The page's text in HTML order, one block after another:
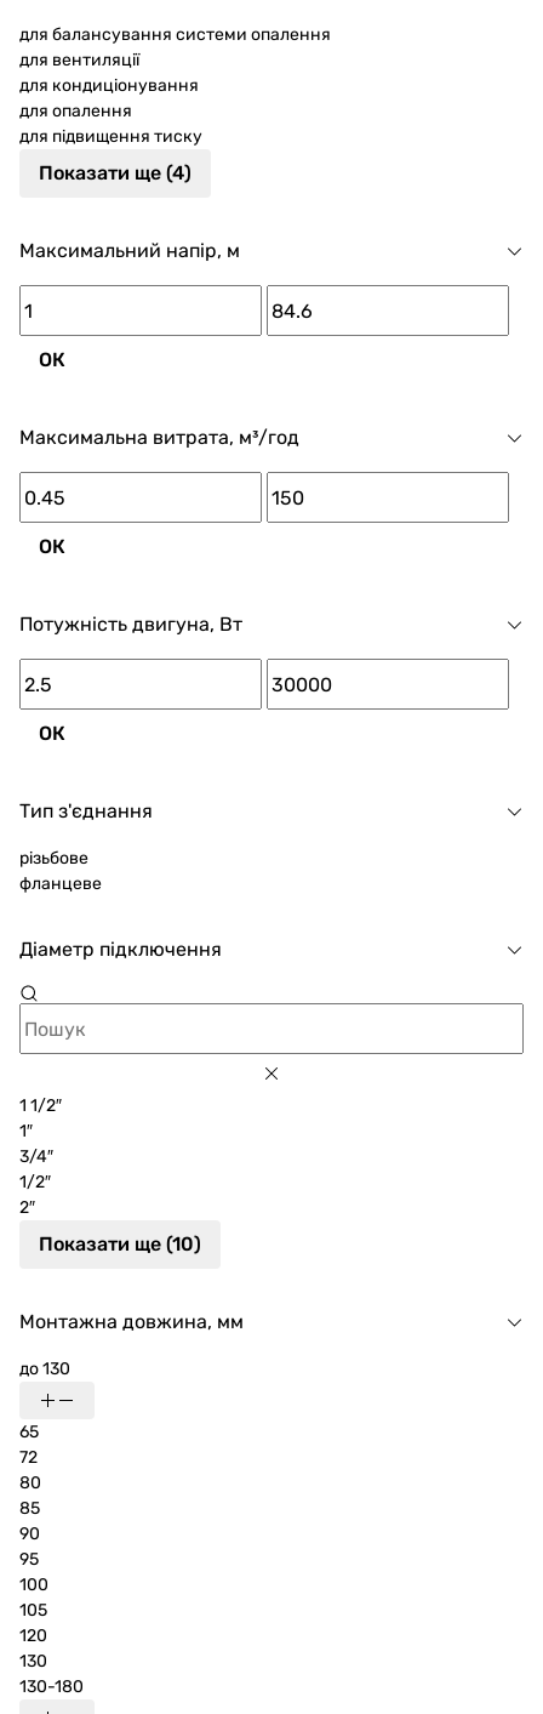
для балансування системи опалення
для вентиляції
для кондиціонування
для опалення
для підвищення тиску
Показати ще (4)
Максимальний напір, м
ОК
Максимальна витрата, м³/год
ОК
Потужність двигуна, Вт
ОК
Тип з'єднання
різьбове
фланцеве
Діаметр підключення
1 1/2″
1″
3/4″
1/2″
2″
Показати ще (10)
Монтажна довжина, мм
до 130
65
72
80
85
90
95
100
105
120
130
130-180